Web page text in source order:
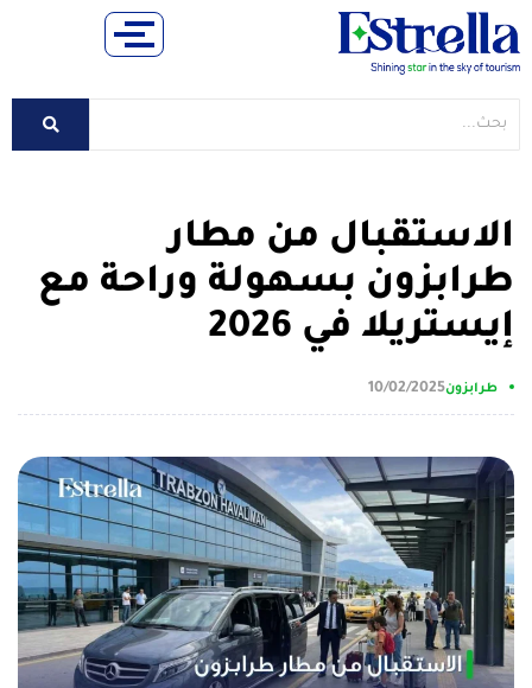
الاستقبال من مطار
طرابزون بسهولة وراحة مع
إيستريلا في 2026
طرابزون10/02/2025